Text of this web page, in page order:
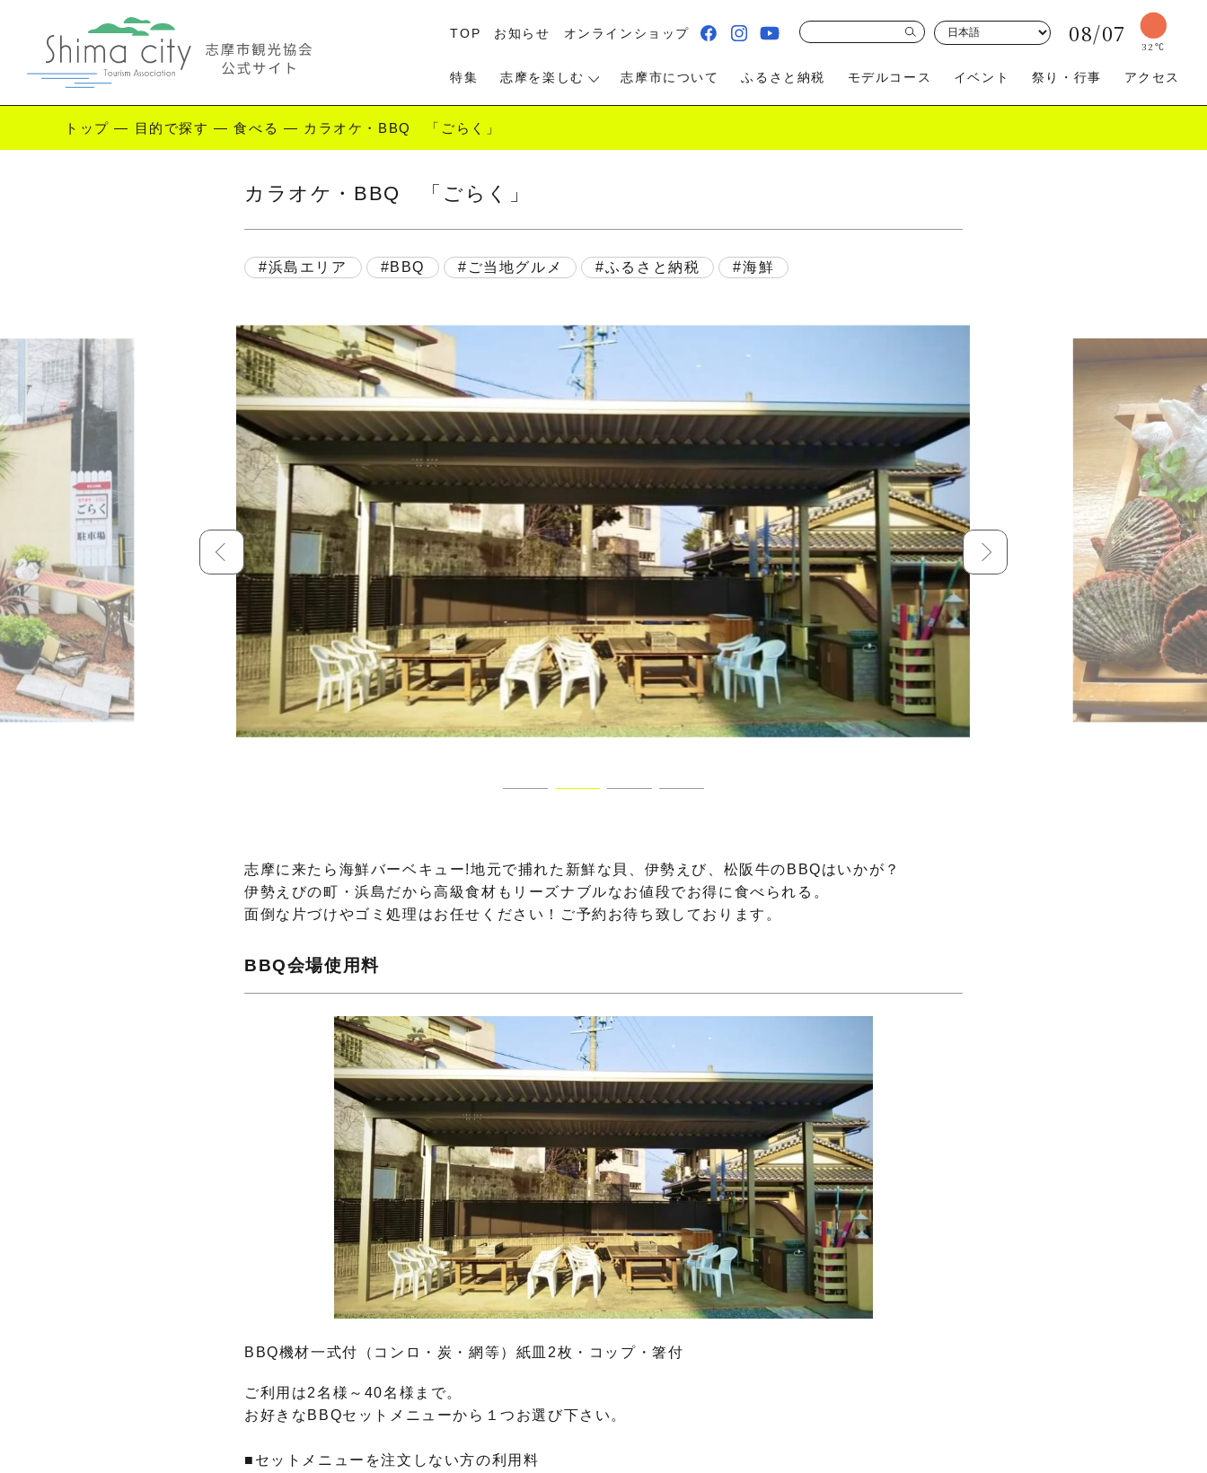
TOP お知らせ オンラインショップ 08/07 32℃
特集 志摩を楽しむ
Enjoy Shima
志摩市について ふるさと納税 モデルコース イベント 祭り・行事 アクセス
トップ — 目的で探す —食べる — カラオケ・BBQ 「ごらく」
カラオケ・BBQ 「ごらく」
浜島エリア BBQ ご当地グルメ ふるさと納税 海鮮
志摩に来たら海鮮バーベキュー!地元で捕れた新鮮な貝、伊勢えび、松阪牛のBBQはいかが？
伊勢えびの町・浜島だから高級食材もリーズナブルなお値段でお得に食べられる。
面倒な片づけやゴミ処理はお任せください！ご予約お待ち致しております。
BBQ会場使用料
BBQ機材一式付（コンロ・炭・網等）紙皿2枚・コップ・箸付
ご利用は2名様～40名様まで。
お好きなBBQセットメニューから１つお選び下さい。
■セットメニューを注文しない方の利用料